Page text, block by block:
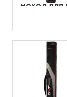
Чохол для